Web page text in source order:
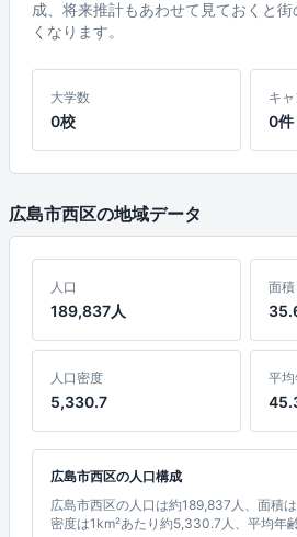
成、将来推計もあわせて見ておくと
くなります。
大学数
0校
キ
0件
広島市西区の地域データ
人口
189,837人
面積
人口密度
5,330.7
平
広島市西区の人口構成
広島市西区の人口は約189,837人、面積
密度は1km²あたり約5,330.7人、平均年